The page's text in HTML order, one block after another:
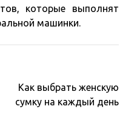
которые выполнят
машинки.
Как выбрать женскую
сумку на каждый день